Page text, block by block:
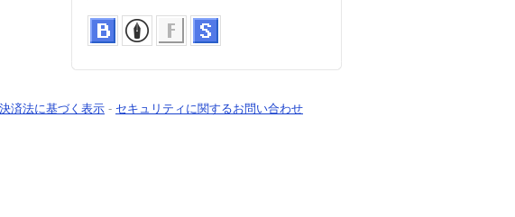
済法に基づく表示 - セキュリティに関するお問い合わせ